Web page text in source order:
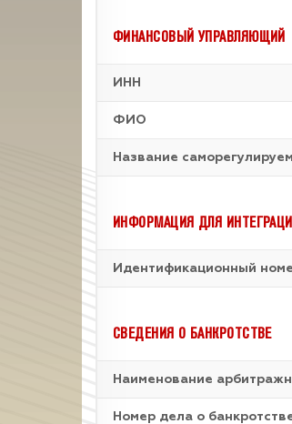
ФИНАНСОВЫЙ УПРАВЛЯЮЩИЙ
ИНН
ФИО
Название
ИНФОРМАЦИЯ ДЛЯ
Идентификационный
СВЕДЕНИЯ О БАНКРОТСТВЕ
Наименование
Номер дела о